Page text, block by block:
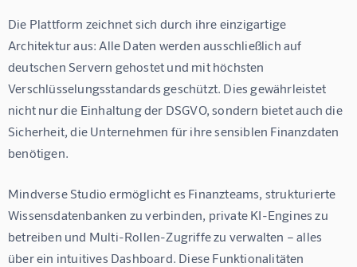
Die Plattform zeichnet sich durch ihre einzigartige
Architektur aus: Alle Daten werden ausschließlich auf
deutschen Servern gehostet und mit höchsten
Verschlüsselungsstandards geschützt. Dies gewährleistet
nicht nur die Einhaltung der DSGVO, sondern bietet auch die
Sicherheit, die Unternehmen für ihre sensiblen Finanzdaten
benötigen.
Mindverse Studio ermöglicht es Finanzteams, strukturierte
Wissensdatenbanken zu verbinden, private KI-Engines zu
betreiben und Multi-Rollen-Zugriffe zu verwalten – alles
über ein intuitives Dashboard. Diese Funktionalitäten